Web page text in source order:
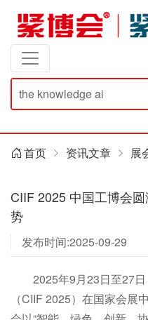
首页 资讯文章 展
CIIF 2025 中国工博会
势
发布时间:2025-09-29
2025年9月23日至27日
（CIIF 2025）在国家会展